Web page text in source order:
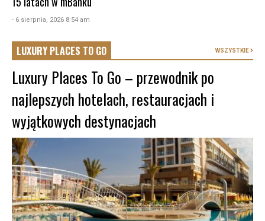
- 6 sierpnia, 2026 8:54 am
LUXURY PLACES TO GO WSZYSTKIE
Luxury Places To Go – przewodnik po
najlepszych hotelach, restauracjach i
wyjątkowych destynacjach